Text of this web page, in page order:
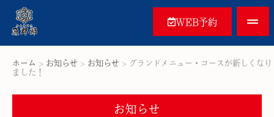
WEB予約
ホーム > お知らせ > お知らせ > グランドメニュー・コースが新しくなり
ました！
お知らせ